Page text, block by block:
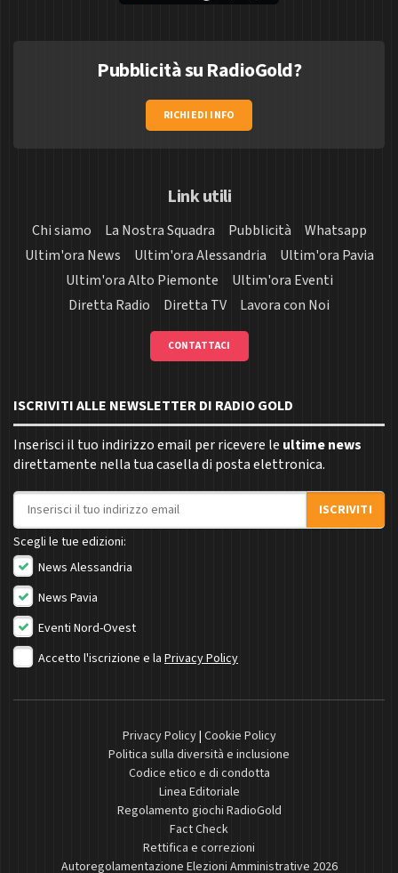
Pubblicità su RadioGold?
RICHIEDI INFO
Link utili
Chi siamo La Nostra Squadra Pubblicità
Whatsapp
Ultim'ora News
Ultim'ora Alessandria
Ultim'ora Pavia
Ultim'ora Alto Piemonte
Ultim'ora Eventi
Diretta Radio
Diretta TV Lavora con Noi
CONTATTACI
ISCRIVITI ALLE NEWSLETTER DI RADIO GOLD
Inserisci il tuo indirizzo email per ricevere le ultime news
direttamente nella tua casella di posta elettronica.
Indirizzo email
ISCRIVITI
Scegli le tue edizioni:
News Alessandria
News Pavia
Eventi Nord-Ovest
Accetto l'iscrizione e la Privacy Policy
Privacy Policy| Cookie Policy
Politica sulla diversità e inclusione
Codice etico e di condotta
Linea Editoriale
Regolamento giochi RadioGold
Fact Check
Rettifica e correzioni
Autoregolamentazione Elezioni Amministrative 2026